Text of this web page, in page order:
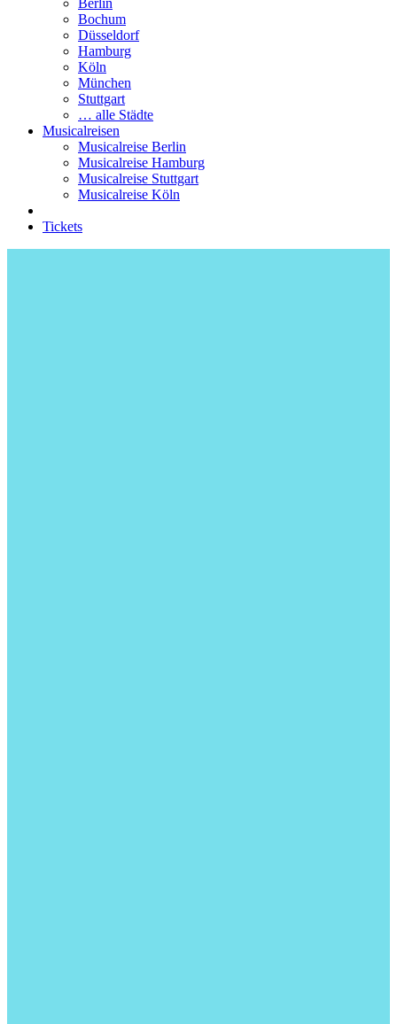
Berlin
Bochum
Düsseldorf
Hamburg
Köln
München
Stuttgart
… alle Städte
Musicalreisen
Musicalreise Berlin
Musicalreise Hamburg
Musicalreise Stuttgart
Musicalreise Köln
Tickets